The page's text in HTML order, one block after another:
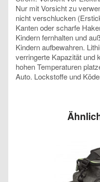
Nur mit Vorsicht zu
nicht verschlucken
Kanten oder scharfe
Kindern fernhalten und
Kindern aufbewahren.
verringerte Kapazität und
hohen Temperaturen
Auto. Lockstoffe und